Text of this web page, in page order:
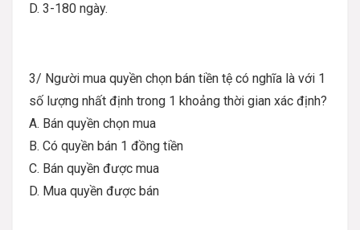
D. 3-180 ngày.
3/ Người mua quyền chọn bán tiền tệ có nghĩa là với 1
số lượng nhất định trong 1 khoảng thời gian xác định?
A. Bán quyền chọn mua
B. Có quyền bán 1 đồng tiền
C. Bán quyền được mua
D. Mua quyền được bán